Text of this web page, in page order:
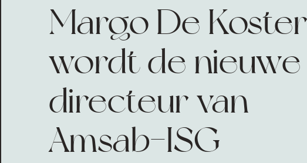
Margo De Koster
wordt de nieuwe
directeur van
Amsab-ISG